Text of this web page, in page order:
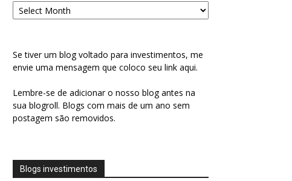
Se tiver um blog voltado para investimentos, me
envie uma mensagem que coloco seu link aqui.
Lembre-se de adicionar o nosso blog antes na
sua blogroll. Blogs com mais de um ano sem
postagem são removidos.
Blogs investimentos